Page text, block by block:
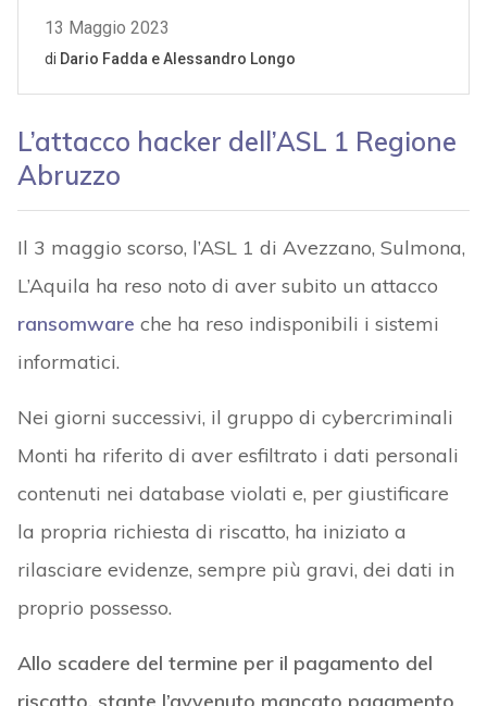
L’attacco hacker dell’ASL 1 Regione
Abruzzo
Il 3 maggio scorso, l’ASL 1 di Avezzano, Sulmona,
L’Aquila ha reso noto di aver subito un attacco
ransomware che ha reso indisponibili i sistemi
informatici.
Nei giorni successivi, il gruppo di cybercriminali
Monti ha riferito di aver esfiltrato i dati personali
contenuti nei database violati e, per giustificare
la propria richiesta di riscatto, ha iniziato a
rilasciare evidenze, sempre più gravi, dei dati in
proprio possesso.
Allo scadere del termine per il pagamento del